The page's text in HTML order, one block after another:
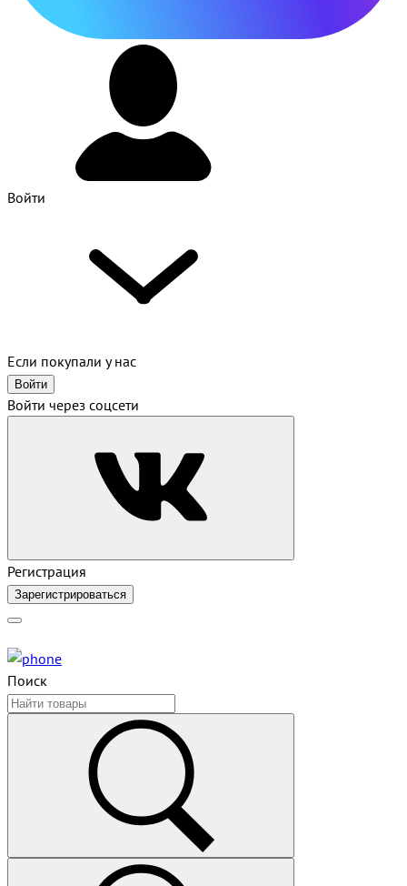
Войти
Если покупали у нас
Войти
Войти через соцсети
Регистрация
Зарегистрироваться
Поиск